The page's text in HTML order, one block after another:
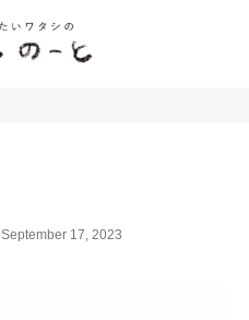
September 17, 2023